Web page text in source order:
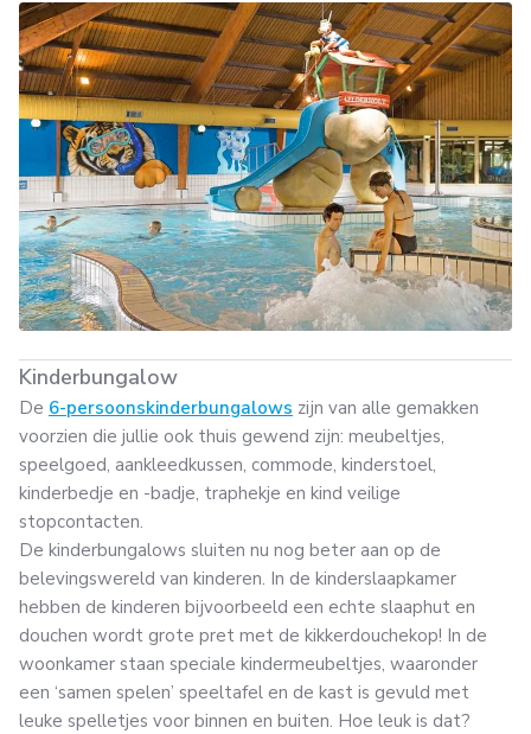
Kinderbungalow
De 6-persoonskinderbungalows zijn van alle gemakken
voorzien die jullie ook thuis gewend zijn: meubeltjes,
speelgoed, aankleedkussen, commode, kinderstoel,
kinderbedje en -badje, traphekje en kind veilige
stopcontacten.
De kinderbungalows sluiten nu nog beter aan op de
belevingswereld van kinderen. In de kinderslaapkamer
hebben de kinderen bijvoorbeeld een echte slaaphut en
douchen wordt grote pret met de kikkerdouchekop! In de
woonkamer staan speciale kindermeubeltjes, waaronder
een ‘samen spelen’ speeltafel en de kast is gevuld met
leuke spelletjes voor binnen en buiten. Hoe leuk is dat?